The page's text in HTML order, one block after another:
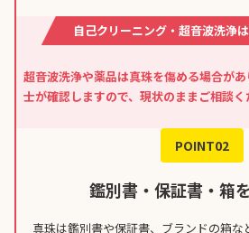
自己クリーニング・超音波洗浄
超音波洗浄や薬品は真珠を傷める場合が
士が確認しますので、現状のままご相談く
POINT02
鑑別書・保証書・箱
真珠は鑑別書や保証書、ブランドの箱